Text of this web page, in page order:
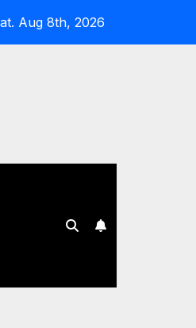
Jualan Keliling Meski Belum
Aug 8th, 2026